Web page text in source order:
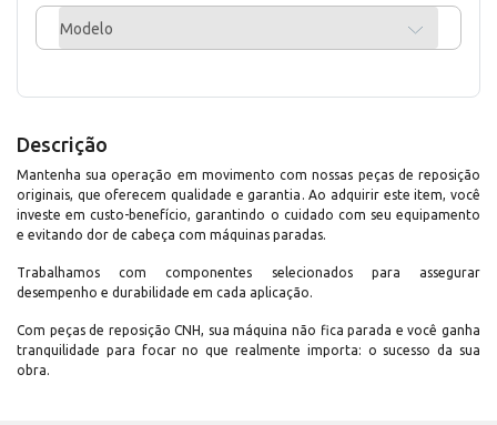
Modelo
Descrição
Mantenha sua operação em movimento com nossas peças de reposição
originais, que oferecem qualidade e garantia. Ao adquirir este item, você
investe em custo-benefício, garantindo o cuidado com seu equipamento
e evitando dor de cabeça com máquinas paradas.
Trabalhamos com componentes selecionados para assegurar
desempenho e durabilidade em cada aplicação.
Com peças de reposição CNH, sua máquina não fica parada e você ganha
tranquilidade para focar no que realmente importa: o sucesso da sua
obra.